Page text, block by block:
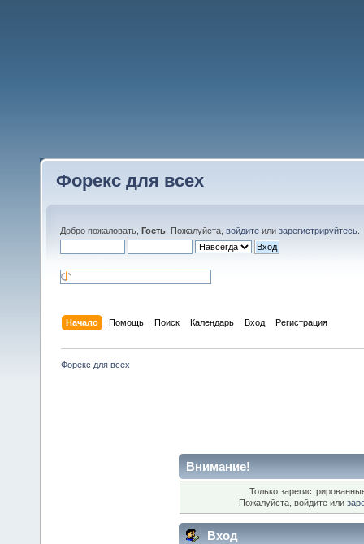
Форекс для всех
Добро пожаловать, Гость . Пожалуйста, войдите или зарегистрируйтесь
Начало Помощь Поиск Календарь Вход Регистрация
Форекс для всех
Внимание!
Только
Пожалуйста, войдите или
Вход